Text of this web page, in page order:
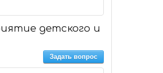
детского и
Задать вопрос